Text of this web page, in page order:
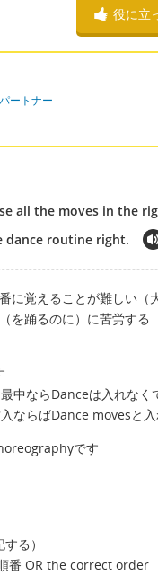
役に立
ートナー
all the moves in the
dance routine right.
に覚えることが難しい（
を踊るのに）に苦労する
中ならDanceは入れなく
ならばDance movesと入
です
る）
番 OR the correct order